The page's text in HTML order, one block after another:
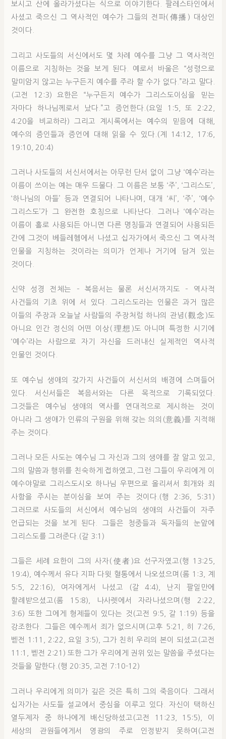
보시고 산에 올라가셨다는 식으로 이야기한다. 팔레스타인에서
사셨고 죽으신 그 역사적인 예수가 그들의 전파(傳播) 대상인
것이다.
그리고 사도들의 서신에서도 몇 차례 예수를 그냥 그 역사적인
이름으로 지칭하는 것을 보게 된다. 예로서 바울은 “성령으로
말미암지 않고는 누구든지 예수를 주라 할 수가 없다.”라고 말다.
(고전 12:3) 요한은 “누구든지 예수가 그리스도이심을 믿는
자마다 하나님께로서 났다.”고 증언한다.(요일 1:5, 또 2:22,
4:20을 비교하라) 그리고 계시록에서는 예수의 믿음에 대해,
예수의 증인들과 증언에 대해 읽을 수 있다.(계 14:12, 17:6,
19:10, 20:4)
그러나 사도들의 서신서에서는 아무런 단서 없이 그냥 ‘예수’라는
이름이 쓰이는 예는 매우 드물다. 그 이름은 보통 ‘주’, ‘그리스도’,
‘하나님의 아들’ 등과 연결되어 나타나며, 대개 ‘씨’, ‘주’, ‘예수
그리스도’가 그 완전한 호칭으로 나타난다. 그러나 ‘예수’라는
이름이 홀로 사용되든 아니면 다른 명칭들과 연결되어 사용되든
간에 그것이 베들레헴에서 나셨고 십자가에서 죽으신 그 역사적
인물을 지칭하는 것이라는 의미가 언제나 거기에 담겨 있는
것이다.
신약 성경 전체는 – 복음서는 물론 서신서까지도 – 역사적
사건들의 기초 위에 서 있다. 그리스도라는 인물은 과거 많은
이들의 주장과 오늘날 사람들의 주장처럼 하나의 관념(觀念)도
아니요 인간 정신의 어떤 이상(理想)도 아니며 특정한 시기에
‘예수’라는 사람으로 자기 자신을 드러내신 실제적인 역사적
인물인 것이다.
또 예수님 생애의 갖가지 사건들이 서신서의 배경에 스며들어
있다. 서신서들은 복음서와는 다른 목적으로 기록되었다.
그것들은 예수님 생애의 역사를 연대적으로 제시하는 것이
아니라 그 생애가 인류의 구원을 위해 갖는 의의(意義)를 지적해
주는 것이다.
그러나 모든 사도는 예수님 그 자신과 그의 생애를 잘 알고 있고,
그의 말씀과 행위를 친숙하게 접하였고, 그런 그들이 우리에게 이
예수야말로 그리스도시오 하나님 우편으로 올리셔서 회개와 죄
사함을 주시는 분이심을 보여 주는 것이다.(행 2:36, 5:31)
그러므로 사도들의 서신에서 예수님의 생애의 사건들이 자주
언급되는 것을 보게 된다. 그들은 청중들과 독자들의 눈앞에
그리스도를 그려준다.(갈 3:1)
그들은 세례 요한이 그의 사자(使者)요 선구자였고(행 13:25,
19:4), 예수께서 유다 지파 다윗 혈통에서 나오셨으며(롬 1:3, 계
5:5, 22:16), 여자에게서 나셨고 (갈 4:4), 난지 팔일만에
할례받으셨고(롬 15:8), 나사렛에서 자라나셨으며(행 2:22,
3:6) 또한 그에게 형제들이 있다는 것(고전 9:5, 갈 1:19) 등을
강조한다. 그들은 예수께서 죄가 없으시며(고후 5:21, 히 7:26,
벧전 1:11, 2:22, 요일 3:5), 그가 친히 우리의 본이 되셨고(고전
11:1, 벧전 2:21) 또한 그가 우리에게 권위 있는 말씀을 주셨다는
것들을 말한다.(행 20:35, 고전 7:10-12)
그러나 우리에게 의미가 깊은 것은 특히 그의 죽음이다. 그래서
십자가는 사도들 설교에서 중심을 이루고 있다. 자신이 택하신
열두제자 중 하나에게 배신당하셨고(고전 11:23, 15:5), 이
세상의 관원들에게서 영광의 주로 인정받지 못하여(고전